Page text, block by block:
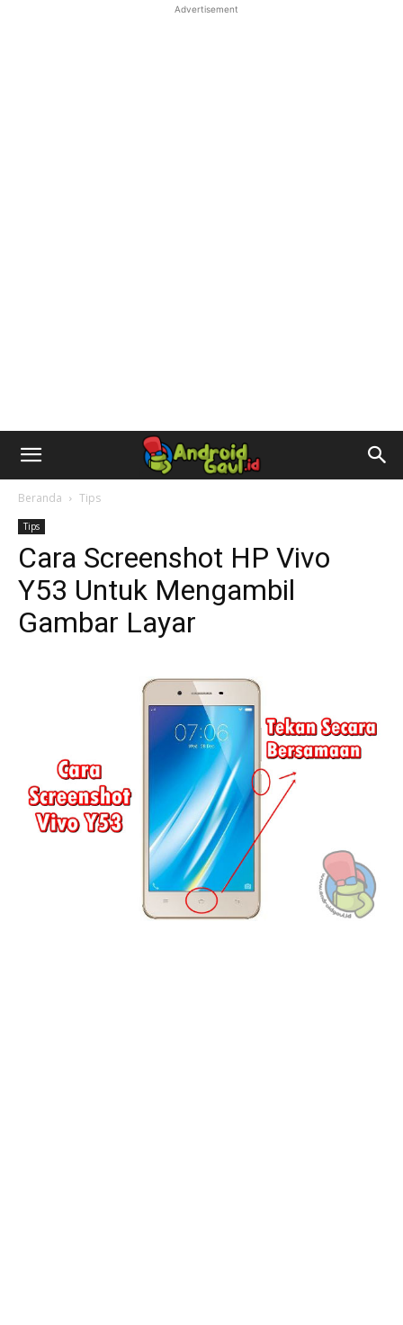
Advertisement
AndroidGaul.id
Beranda Tips
Tips
Cara Screenshot HP Vivo
Y53 Untuk Mengambil
Gambar Layar